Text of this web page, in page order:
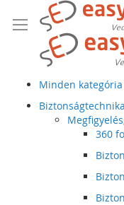
Minden kategória
Biztonságtechnika
360